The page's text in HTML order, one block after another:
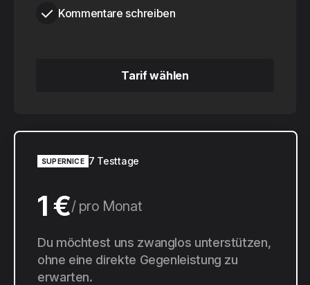
Kommentare schreiben
Tarif wählen
SUPERNICE 7 Testtage
1 € pro Monat
10 € pro Jahr
Du möchtest uns zwanglos unterstützen,
ohne eine direkte Gegenleistung zu
erwarten.